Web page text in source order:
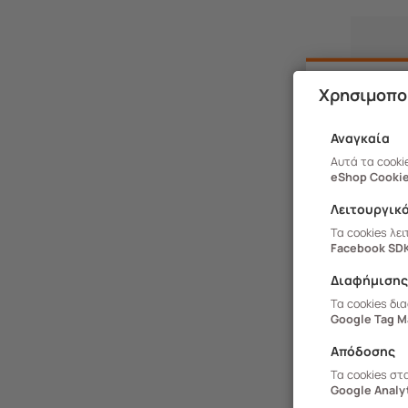
244.9101
Αναγκαία
Αυτά τα
eShop
Τα cookies
Facebook
Διαφήμισης
Τα cookies
Google Tag
Απόδοσης
Τα cookies
Google